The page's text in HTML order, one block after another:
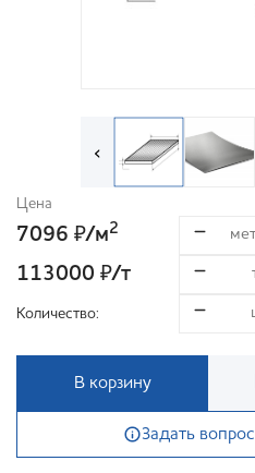
‹
Цена
7096 ₽/м2
113000 ₽/т
Количество:
В корзину
Задать вопрос